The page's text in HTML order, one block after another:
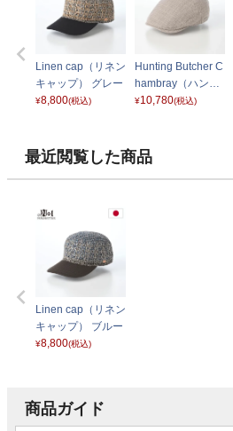
Linen cap（リネン
キャップ） グレー
¥8,800(税込)
Hunting Butcher C
hambray（ハンチ
ング ブッチャーシ
¥10,780(税込)
最近閲覧した商品
Linen cap（リネン
キャップ） ブルー
¥8,800(税込)
商品ガイド